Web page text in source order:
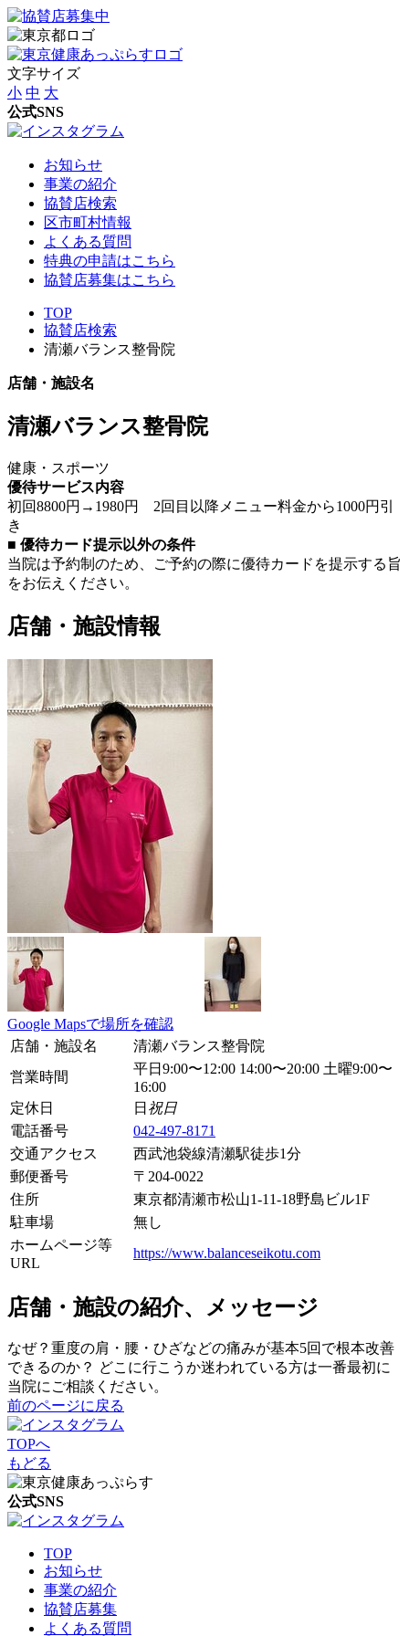
文字サイズ
小 中 大
公式SNS
お知らせ
事業の紹介
協賛店検索
区市町村情報
よくある質問
特典の申請はこちら
協賛店募集はこちら
TOP
協賛店検索
清瀬バランス整骨院
店舗・施設名
清瀬バランス整骨院
健康・スポーツ
優待サービス内容
初回8800円→1980円 2回目以降メニュー料金から1000円引
き
■ 優待カード提示以外の条件
当院は予約制のため、ご予約の際に優待カードを提示する旨
をお伝えください。
店舗・施設情報
Google Mapsで場所を確認
店舗・施設名
清瀬バランス整骨院
営業時間
平日9:00〜12:00 14:00〜20:00 土曜9:00〜
16:00
定休日
日 祝日
電話番号
042-497-8171
交通アクセス
西武池袋線清瀬駅徒歩1分
郵便番号
〒 204-0022
住所
東京都清瀬市松山1-11-18野島ビル1F
駐車場
無し
ホームページ等
URL
https://www.balanceseikotu.com
店舗・施設の紹介、メッセージ
なぜ？重度の肩・腰・ひざなどの痛みが基本5回で根本改善
できるのか？ どこに行こうか迷われている方は一番最初に
当院にご相談ください。
前のページに戻る
TOPへ
もどる
公式SNS
TOP
お知らせ
事業の紹介
協賛店募集
よくある質問